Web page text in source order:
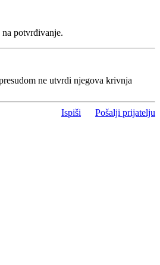
potvrđivanje.
ne utvrdi njegova krivnja
Ispiši Pošalji prijatelju